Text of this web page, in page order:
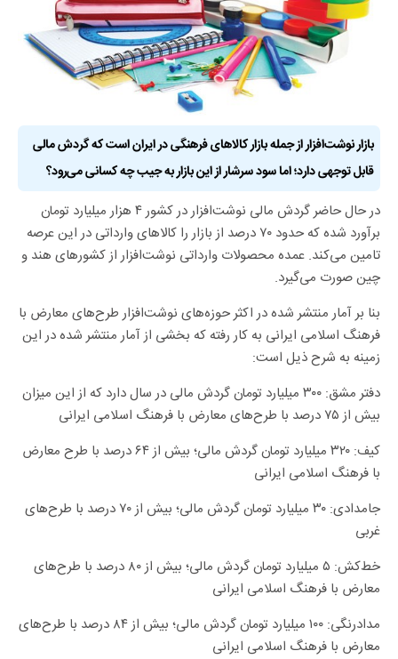
بازار نوشت‌افزار از جمله بازار کالاهای فرهنگی در ایران است که گردش مالی
قابل توجهی دارد؛ اما سود سرشار از این بازار به جیب چه کسانی می‌رود؟
در حال حاضر گردش مالی نوشت‌افزار در کشور ۴ هزار میلیارد تومان
برآورد شده که حدود ۷۰ درصد از بازار را کالاهای وارداتی در این عرصه
تامین می‌کند. عمده محصولات وارداتی نوشت‌افزار از کشورهای هند و
چین صورت می‌گیرد.
بنا بر آمار منتشر شده در اکثر حوزه‌های نوشت‌افزار طرح‌های معارض با
فرهنگ اسلامی ایرانی به کار رفته که بخشی از آمار منتشر شده در این
زمینه به شرح ذیل است:
دفتر مشق: ۳۰۰ میلیارد تومان گردش مالی در سال دارد که از این میزان
بیش از ۷۵ درصد با طرح‌های معارض با فرهنگ اسلامی ایرانی
کیف: ۳۲۰ میلیارد تومان گردش مالی؛ بیش از ۶۴ درصد با طرح معارض
با فرهنگ اسلامی ایرانی
جامدادی: ۳۰ میلیارد تومان گردش مالی؛ بیش از ۷۰ درصد با طرح‌های
غربی
خط‌کش: ۵ میلیارد تومان گردش مالی؛ بیش از ۸۰ درصد با طرح‌‌های
معارض با فرهنگ اسلامی ایرانی
مدادرنگی: ۱۰۰ میلیارد تومان گردش مالی؛ بیش از ۸۴ درصد با طرح‌های
معارض با فرهنگ اسلامی ایرانی